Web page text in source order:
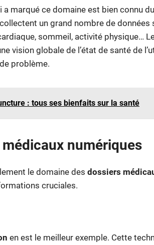
a marqué ce domaine est bien connu
un grand nombre de données
sommeil, activité physique…
vision globale de l’état de santé de
problème.
: tous ses bienfaits sur la santé
numériques
le domaine des dossiers
cruciales.
en est le meilleur exemple. Cette